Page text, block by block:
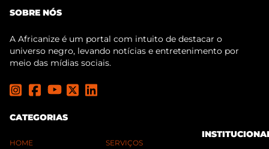
SOBRE NÓS
A Africanize é um portal com intuito de destacar o
universo negro, levando notícias e entretenimento por
meio das mídias sociais.
CATEGORIAS
HOME SERVIÇOS